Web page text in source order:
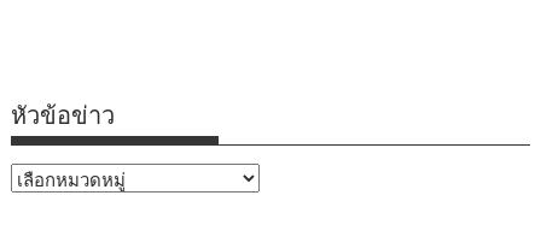
หัวข้อข่าว
หัวข้อ